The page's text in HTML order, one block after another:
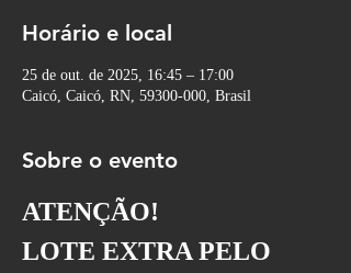
Horário e local
25 de out. de 2025, 16:45 – 17:00
Caicó, Caicó, RN, 59300-000, Brasil
Sobre o evento
ATENÇÃO!
LOTE EXTRA PELO